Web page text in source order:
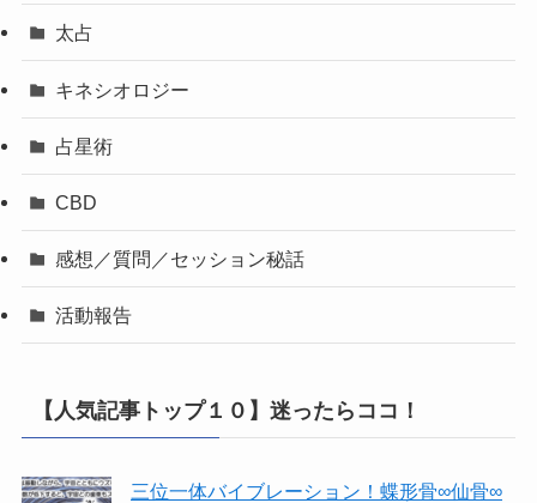
太占
キネシオロジー
占星術
CBD
感想／質問／セッション秘話
活動報告
【人気記事トップ１０】迷ったらココ！
三位一体バイブレーション！蝶形骨∞仙骨∞